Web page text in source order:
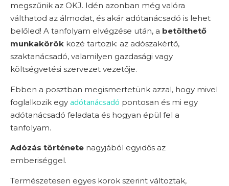
megszűnik az OKJ. Idén azonban még valóra
válthatod az álmodat, és akár adótanácsadó is lehet
belőled! A tanfolyam elvégzése után, a betölthető
munkakörök közé tartozik: az adószakértő,
szaktanácsadó, valamilyen gazdasági vagy
költségvetési szervezet vezetője.
Ebben a posztban megismertetünk azzal, hogy mivel
foglalkozik egy adótanácsadó pontosan és mi egy
adótanácsadó feladata és hogyan épül fel a
tanfolyam.
Adózás története nagyjából egyidős az
emberiséggel.
Természetesen egyes korok szerint változtak,